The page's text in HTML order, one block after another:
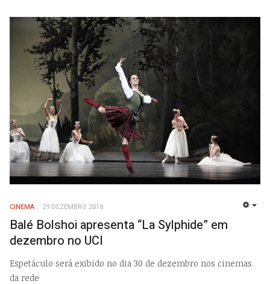
CINEMA 29 DEZEMBRO 2018
Balé Bolshoi apresenta “La Sylphide” em
dezembro no UCI
Espetáculo será exibido no dia 30 de dezembro nos cinemas
da rede